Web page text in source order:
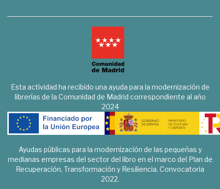
Esta actividad ha recibido una ayuda para la modernización de
librerías de la Comunidad de Madrid correspondiente al año
2024
Ayudas públicas para la modernización de las pequeñas y
medianas empresas del sector del libro en el marco del Plan de
Recuperación, Transformación y Resiliencia. Convocatoria
2022.